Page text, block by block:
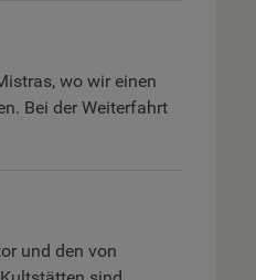
wo wir einen
Bei der Weiterfahrt
und den von